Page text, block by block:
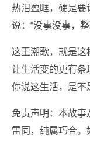
热泪盈眶，硬是要
说：“没事没事，
这王潮歌，就是这
让生活变的更有条
你说这生活，是不
免责声明：本故事
雷同，纯属巧合。